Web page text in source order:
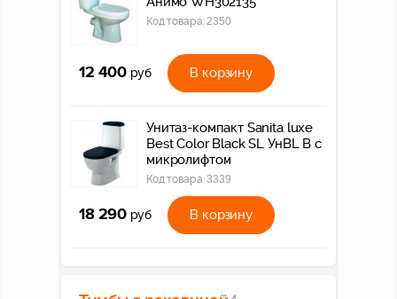
Код товара:2350
12 400 руб В корзину
Унитаз-компакт Sanita luxe
Best Color Black SL УнBL B с
микролифтом
Код товара:3339
18 290 руб В корзину